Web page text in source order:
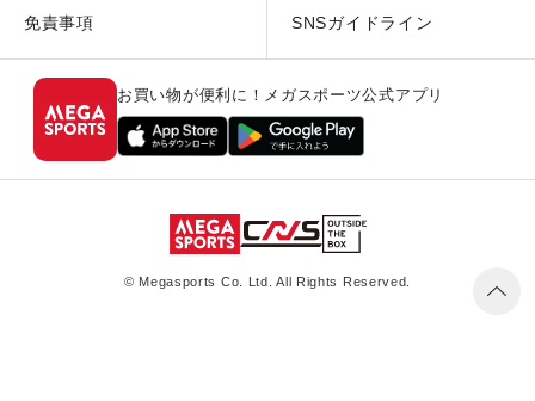
免責事項 SNSガイドライン
お買い物が便利に！メガスポーツ公式アプリ
© Megasports Co. Ltd. All Rights Reserved.